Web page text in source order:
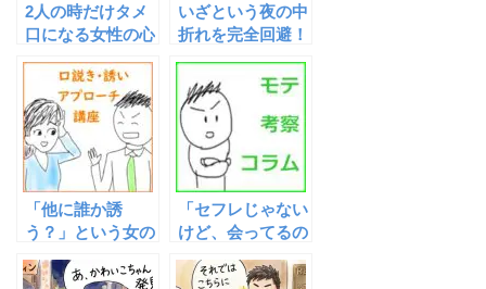
2人の時だけタメ
口になる女性の心
るためのコツを教
えます
いざという夜の中
折れを完全回避！
キでワンナイトに
挑むための最強サ
プリ「マカ」活用
マニュアル
「他に誰か誘
う？」という女の
てサシ飲みを確定
「セフレじゃない
けど、会ってるの
よ」